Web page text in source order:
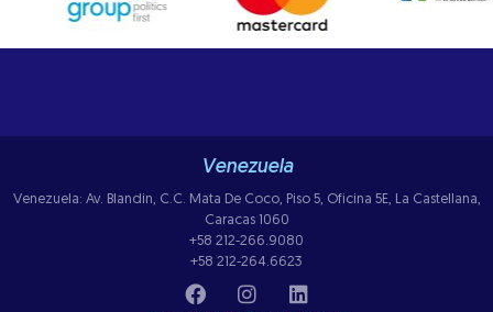
Venezuela
Venezuela: Av. Blandin, C.C. Mata De Coco, Piso 5, Oficina 5E, La Castellana,
Caracas 1060
+58 212-266.9080
+58 212-264.6623